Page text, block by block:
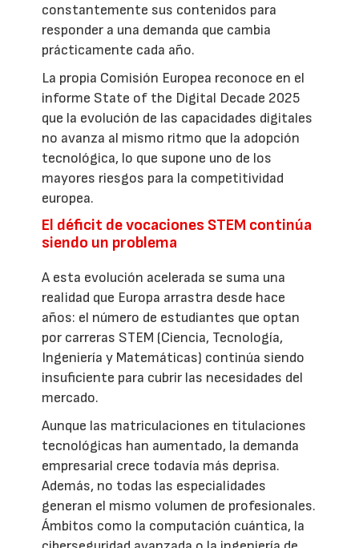
constantemente sus contenidos para
responder a una demanda que cambia
prácticamente cada año.
La propia Comisión Europea reconoce en el
informe State of the Digital Decade 2025
que la evolución de las capacidades digitales
no avanza al mismo ritmo que la adopción
tecnológica, lo que supone uno de los
mayores riesgos para la competitividad
europea.
El déficit de vocaciones STEM continúa
siendo un problema
A esta evolución acelerada se suma una
realidad que Europa arrastra desde hace
años: el número de estudiantes que optan
por carreras STEM (Ciencia, Tecnología,
Ingeniería y Matemáticas) continúa siendo
insuficiente para cubrir las necesidades del
mercado.
Aunque las matriculaciones en titulaciones
tecnológicas han aumentado, la demanda
empresarial crece todavía más deprisa.
Además, no todas las especialidades
generan el mismo volumen de profesionales.
Ámbitos como la computación cuántica, la